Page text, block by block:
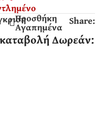
Προσθήκη
Αγαπημένα Share:
Δωρεάν: